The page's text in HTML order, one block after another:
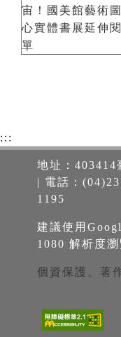
宙！國美館藝術
心實體書展延伸
單
:::
地址：403414
| 電話：
1195
建議使用
1080 解析度
個資保護、著